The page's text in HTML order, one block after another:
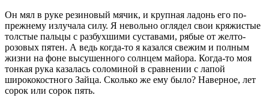
Он мял в руке резиновый мячик, и крупная ладонь его по-
прежнему излучала силу. Я невольно оглядел свои кряжистые
толстые пальцы с разбухшими суставами, рябые от желто-
розовых пятен. А ведь когда-то я казался свежим и полным
жизни на фоне высушенного солнцем майора. Когда-то моя
тонкая рука казалась соломиной в сравнении с лапой
ширококостного Зайца. Сколько же ему было? Наверное, лет
сорок или сорок пять.